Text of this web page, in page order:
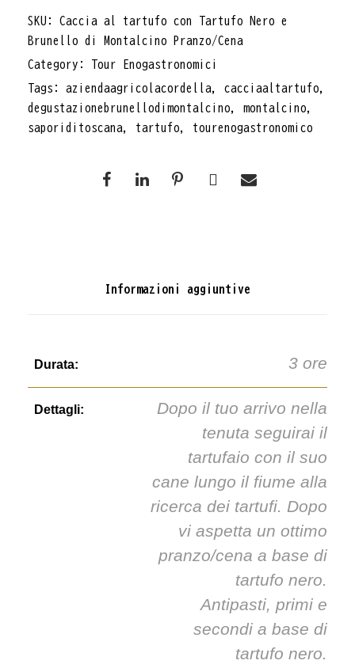
SKU: Caccia al tartufo con Tartufo Nero e
Brunello di Montalcino Pranzo/Cena
Category: Tour Enogastronomici
Tags: aziendaagricolacordella, cacciaaltartufo,
degustazionebrunellodimontalcino, montalcino,
saporiditoscana, tartufo, tourenogastronomico
Informazioni aggiuntive
Durata: 3 ore
Dettagli:
Dopo il tuo arrivo nella
tenuta seguirai il
tartufaio con il suo
cane lungo il fiume alla
ricerca dei tartufi. Dopo
vi aspetta un ottimo
pranzo/cena a base di
tartufo nero.
Antipasti, primi e
secondi a base di
tartufo nero.